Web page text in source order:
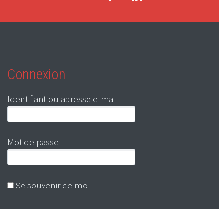
Connexion
Identifiant ou adresse e-mail
Mot de passe
Se souvenir de moi